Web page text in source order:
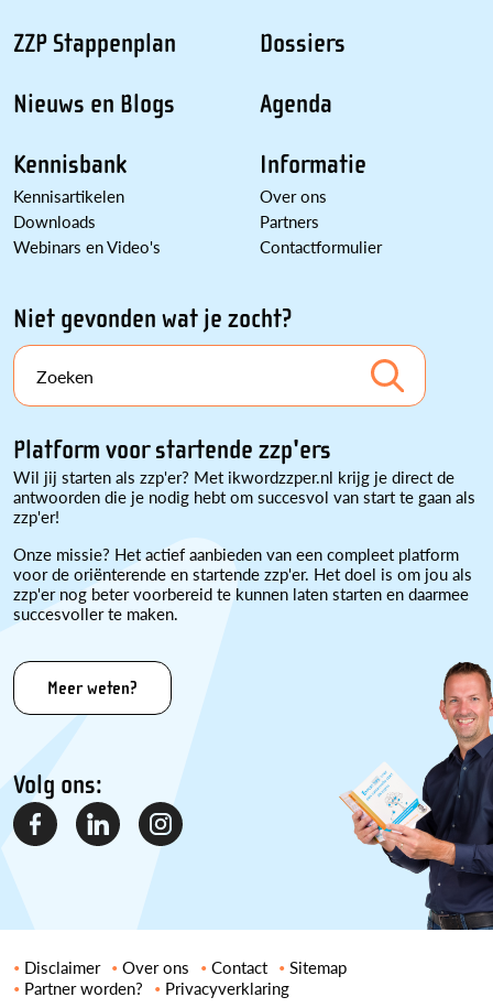
ZZP Stappenplan
Nieuws en Blogs
Kennisbank
Kennisartikelen
Downloads
Webinars en Video's
Dossiers
Agenda
Informatie
Over ons
Partners
Contactformulier
Niet gevonden wat je zocht?
Zoeken
Platform voor startende zzp'ers
Wil jij starten als zzp'er? Met ikwordzzper.nl krijg je direct de
antwoorden die je nodig hebt om succesvol van start te gaan als
zzp'er!
Onze missie? Het actief aanbieden van een compleet platform
voor de oriënterende en startende zzp'er. Het doel is om jou als
zzp'er nog beter voorbereid te kunnen laten starten en daarmee
succesvoller te maken.
Meer weten?
Volg ons:
Disclaimer Over ons Contact
Sitemap
Partner worden?
Privacyverklaring